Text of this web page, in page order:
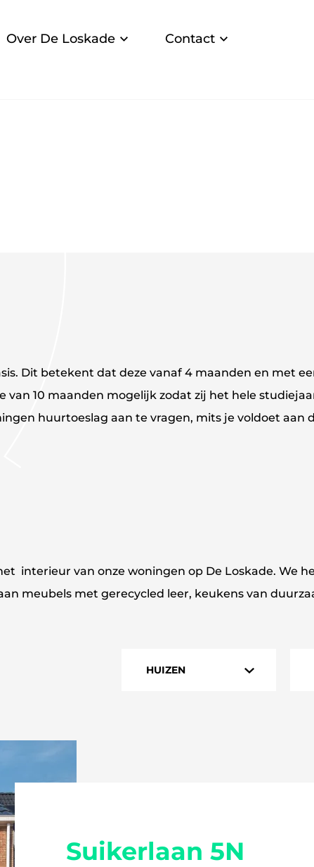
Over De Loskade Contact
Dit betekent dat deze vanaf 4 maanden en met
10 maanden mogelijk zodat zij het hele
huurtoeslag aan te vragen, mits je voldoet aan
interieur van onze woningen op De Loskade. We
meubels met gerecycled leer, keukens van
HUIZEN
Suikerlaan 5N